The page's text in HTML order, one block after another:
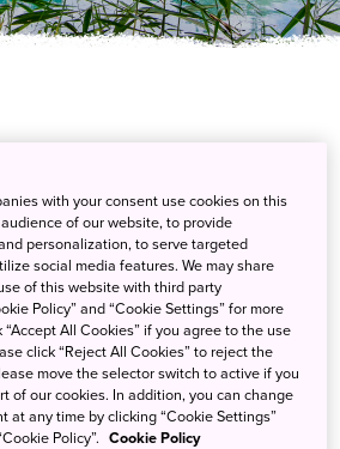
서 오시는 경우: 1시간~2시간
2시간~4시간
2시간~4시간
:
2시간~5시간
with your consent use cookies on this
of our website, to provide
personalization, to serve targeted
social media features. We may share
of this website with third party
Policy” and “Cookie Settings” for more
All Cookies” if you agree to the use
click “Reject All Cookies” to reject the
move the selector switch to active if you
of our cookies. In addition, you can change
at any time by clicking “Cookie Settings”
Policy”. Cookie Policy